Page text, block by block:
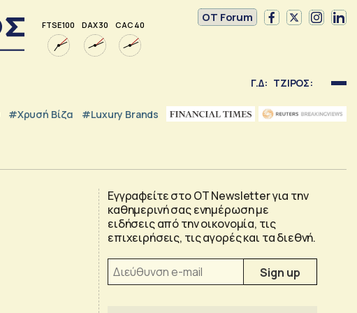
FTSE 100 DAX 30 CAC 40
OT Forum
Γ.Δ: ΤΖΙΡΟΣ:
#Χρυσή Βίζα #luxury Brands
Εγγραφείτε στο OT Newsletter για την
καθημερινή σας ενημέρωση με
ειδήσεις από την οικονομία, τις
επιχειρήσεις, τις αγορές και τα διεθνή.